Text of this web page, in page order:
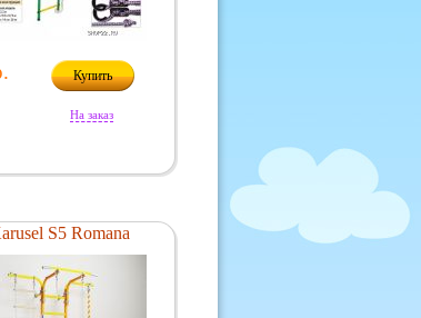
Купить
На заказ
S5 Romana